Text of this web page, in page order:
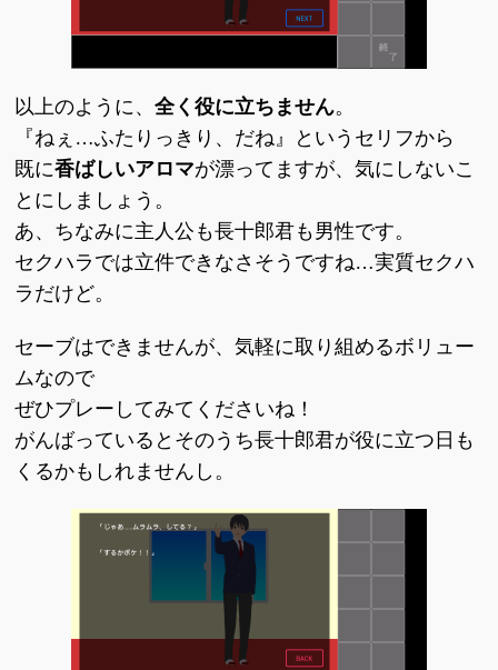
以上のように、全く役に立ちません。
『ねぇ…ふたりっきり、だね』というセリフから
既に香ばしいアロマが漂ってますが、気にしないこ
とにしましょう。
あ、ちなみに主人公も長十郎君も男性です。
セクハラでは立件できなさそうですね…実質セクハ
ラだけど。
セーブはできませんが、気軽に取り組めるボリュー
ムなので
ぜひプレーしてみてくださいね！
がんばっているとそのうち長十郎君が役に立つ日も
くるかもしれませんし。